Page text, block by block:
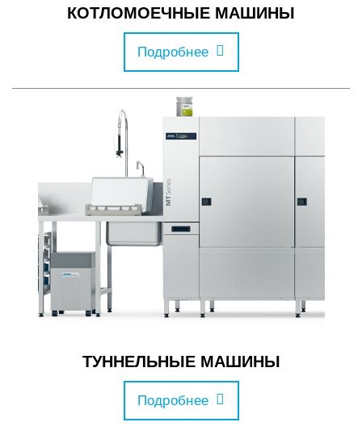
КОТЛОМОЕЧНЫЕ МАШИНЫ
Подробнее
ТУННЕЛЬНЫЕ МАШИНЫ
Подробнее